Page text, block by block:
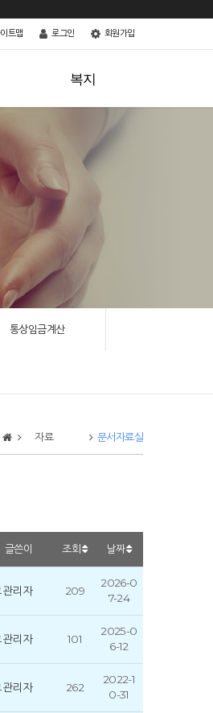
트맵 로그인 회원가입
복지
통상임금계산
자료 문서자료실
글쓴이 조회 날짜
관리자 209
2026-0
7-24
관리자 101
2025-0
6-12
관리자 262
2022-1
0-31